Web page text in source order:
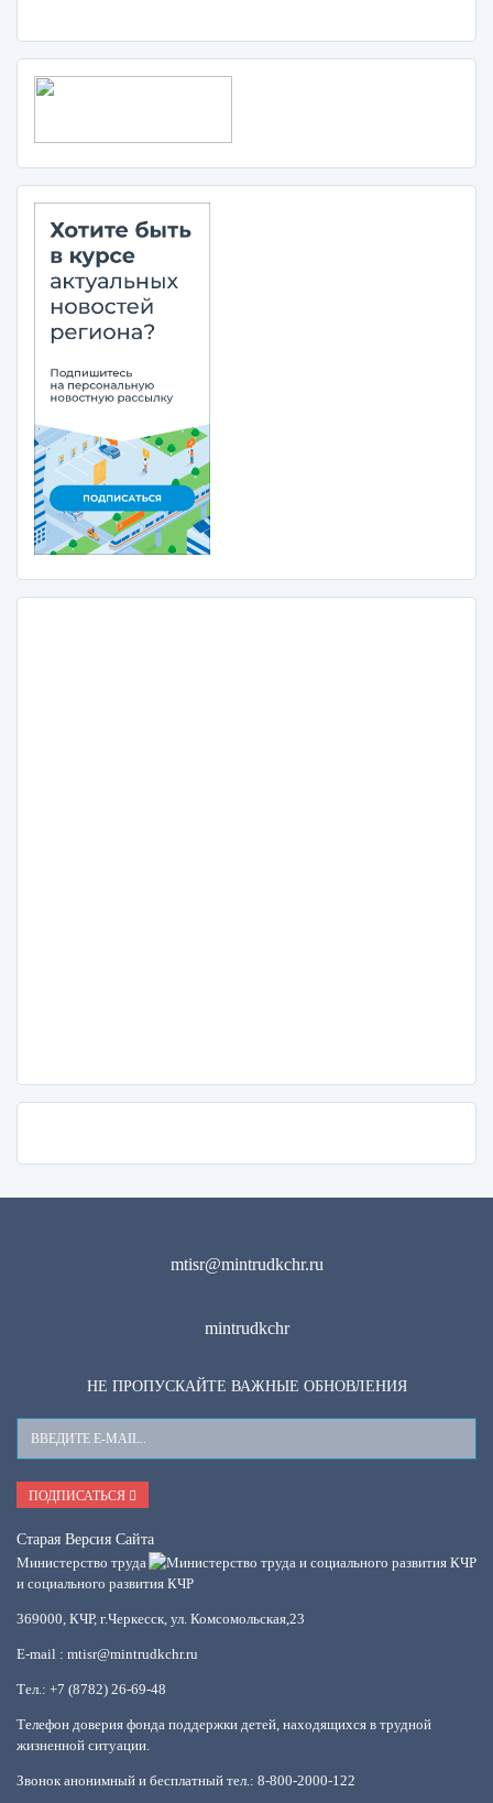
mtisr@mintrudkchr.ru
mintrudkchr
НЕ ПРОПУСКАЙТЕ ВАЖНЫЕ ОБНОВЛЕНИЯ
Ваш
E-
Mail
ПОДПИСАТЬСЯ
Старая Версия Сайта
Министерство труда
и социального развития КЧР
369000, КЧР, г.Черкесск, ул. Комсомольская,23
E-mail : mtisr@mintrudkchr.ru
Тел.: +7 (8782) 26-69-48
Телефон доверия фонда поддержки детей, находящихся в трудной
жизненной ситуации.
Звонок анонимный и бесплатный тел.: 8-800-2000-122